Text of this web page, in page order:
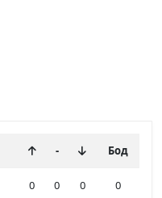
- Бод
0 0 0 0